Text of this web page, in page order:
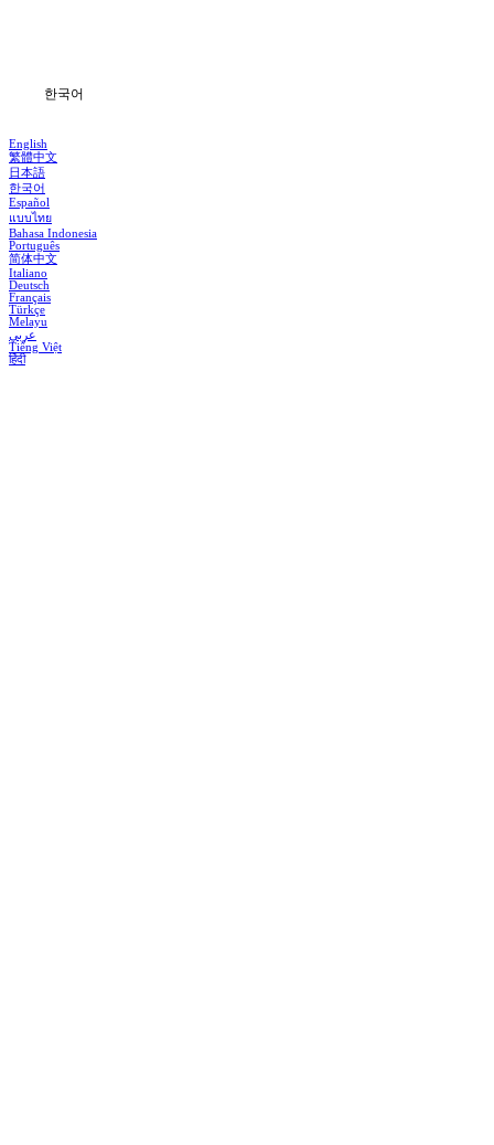
한국어
English
繁體中文
日本語
한국어
Español
แบบไทย
Bahasa Indonesia
Português
简体中文
Italiano
Deutsch
Français
Türkçe
Melayu
عربي
Tiếng Việt
हिंदी